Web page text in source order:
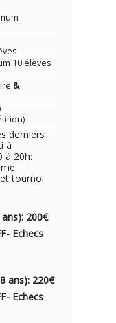
10 élèves
&
derniers
à
à 20h:
tournoi
200€
Echecs
ans): 220€
Echecs